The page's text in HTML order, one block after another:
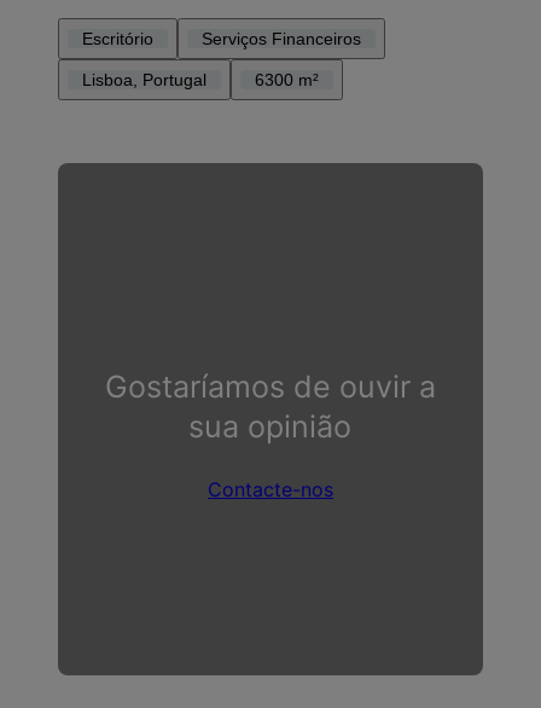
Escritório Serviços Financeiros
Lisboa, Portugal 6300 m²
Gostaríamos de ouvir a
sua opinião
Contacte-nos